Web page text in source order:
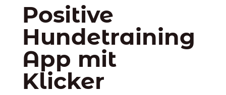
Positive
Hundetraining
App mit
Klicker